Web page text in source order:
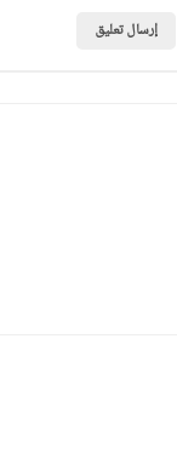
إرسال تعليق